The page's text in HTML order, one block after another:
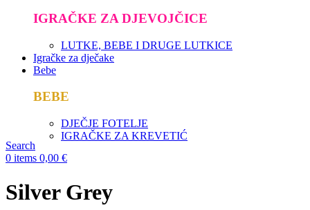
IGRAČKE ZA DJEVOJČICE
LUTKE, BEBE I DRUGE LUTKICE
Igračke za dječake
Bebe
BEBE
DJEČJE FOTELJE
IGRAČKE ZA KREVETIĆ
Search
0 items 0,00 €
Silver Grey